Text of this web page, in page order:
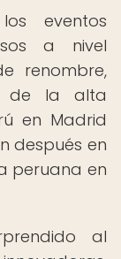
eventos
a nivel
renombre,
de la alta
en Madrid
después en
peruana en
al